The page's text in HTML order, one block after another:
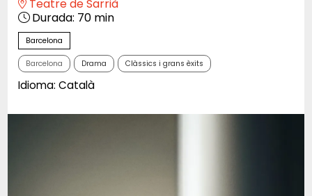
Teatre de Sarrià
Durada: 70 min
Barcelona
Barcelona Drama Clàssics i grans èxits
Idioma: Català